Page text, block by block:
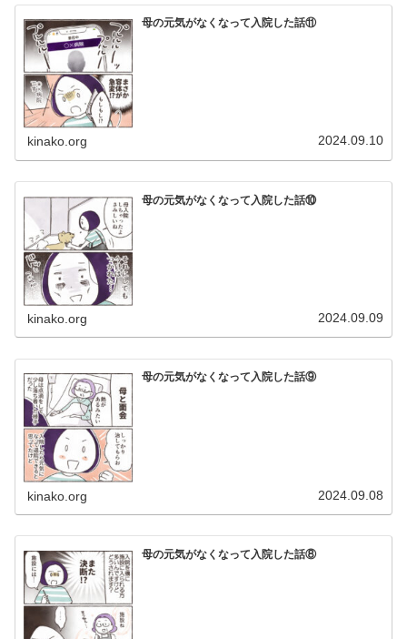
母の元気がなくなって入院した話⑪
kinako.org 2024.09.10
母の元気がなくなって入院した話⑩
kinako.org 2024.09.09
母の元気がなくなって入院した話⑨
kinako.org 2024.09.08
母の元気がなくなって入院した話⑧